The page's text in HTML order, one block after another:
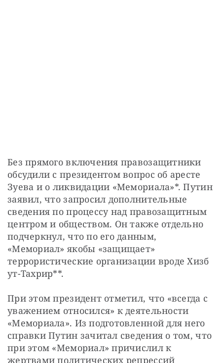
Без прямого включения правозащитники
обсудили с президентом вопрос об аресте
Зуева и о ликвидации «Мемориала»*. Путин
заявил, что запросил дополнительные
сведения по процессу над правозащитным
центром и обществом. Он также отдельно
подчеркнул, что по его данным,
«Мемориал» якобы «защищает»
террористические организации вроде Хизб
ут-Тахрир**.
При этом президент отметил, что «всегда с
уважением относился» к деятельности
«Мемориала». Из подготовленной для него
справки Путин зачитал сведения о том, что
при этом «Мемориал» причислил к
жертвами политических репрессий